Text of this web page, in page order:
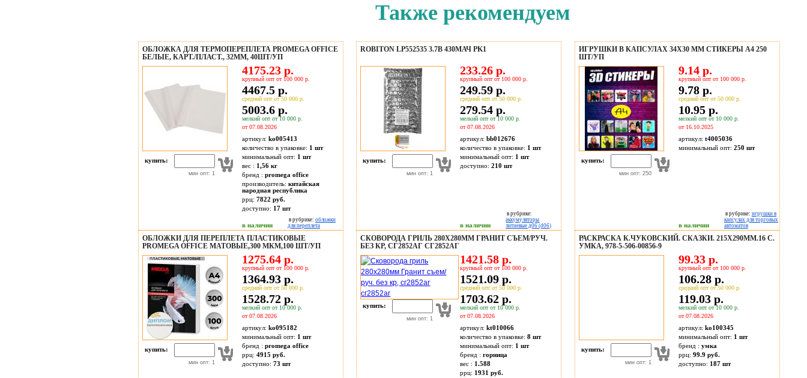
Также рекомендуем
ОБЛОЖКА ДЛЯ ТЕРМОПЕРЕПЛЕТА PROMEGA OFFICE
БЕЛЫЕ, КАРТ./ПЛАСТ., 32ММ, 40ШТ/УП
купить:
мин опт: 1
4175.23 р.
крупный опт от 100 000 р.
4467.5 р.
средний опт от 50 000 р.
5003.6 р.
мелкий опт от 10 000 р.
от 07.08.2026
артикул: ko005413
количество в упаковке: 1 шт
минимальный опт: 1 шт
вес : 1,56 кг
бренд : promega office
производитель: китайская
народная республика
ррц: 7822 руб.
доступно: 17 шт
в наличии
в рубрике: обложки
для переплета
ROBITON LP552535 3.7В 430МАЧ PK1
купить:
мин опт: 1
233.26 р.
крупный опт от 100 000 р.
249.59 р.
средний опт от 50 000 р.
279.54 р.
мелкий опт от 10 000 р.
от 07.08.2026
артикул:bb012676
количество в упаковке: 1 шт
минимальный опт: 1 шт
доступно:210 шт
в наличии
в рубрике:
аккумуляторы
литиевые д06 (d06)
ИГРУШКИ В КАПСУЛАХ 34Х30 ММ СТИКЕРЫ А4 250
ШТ/УП
купить:
мин опт: 250
9.14 р.
крупный опт от 100 000 р.
9.78 р.
средний опт от 50 000 р.
10.95 р.
мелкий опт от 10 000 р.
от 16.10.2025
артикул: t4005036
минимальный опт: 250 шт
в наличии
в рубрике: игрушки в
капсулах для торговых
автоматов
ОБЛОЖКИ ДЛЯ ПЕРЕПЛЕТА ПЛАСТИКОВЫЕ
PROMEGA OFFICE МАТОВЫЕ,300 МКМ,100 ШТ/УП
купить:
мин опт: 1
1275.64 р.
крупный опт от 100 000 р.
1364.93 р.
средний опт от 50 000 р.
1528.72 р.
мелкий опт от 10 000 р.
от 07.08.2026
артикул: ko095182
минимальный опт: 1 шт
бренд : promega office
ррц: 4915 руб.
доступно: 73 шт
СКОВОРОДА ГРИЛЬ 280Х280ММ ГРАНИТ СЪЕМ/РУЧ.
БЕЗ КР, СГ2852АГ СГ2852АГ
купить:
мин опт: 1
1421.58 р.
крупный опт от 100 000 р.
1521.09 р.
средний опт от 50 000 р.
1703.62 р.
мелкий опт от 10 000 р.
от 07.08.2026
артикул:kt010066
количество в упаковке:8 шт
минимальный опт: 1 шт
бренд :горница
вес : 1.588
ррц: 1931 руб.
РАСКРАСКА К.ЧУКОВСКИЙ. СКАЗКИ. 215Х290ММ.16 С.
УМКА, 978-5-506-00856-9
купить:
мин опт: 1
99.33 р.
крупный опт от 100 000 р.
106.28 р.
средний опт от 50 000 р.
119.03 р.
мелкий опт от 10 000 р.
от 07.08.2026
артикул: ko100345
минимальный опт: 1 шт
бренд : умка
ррц: 99.9 руб.
доступно: 187 шт